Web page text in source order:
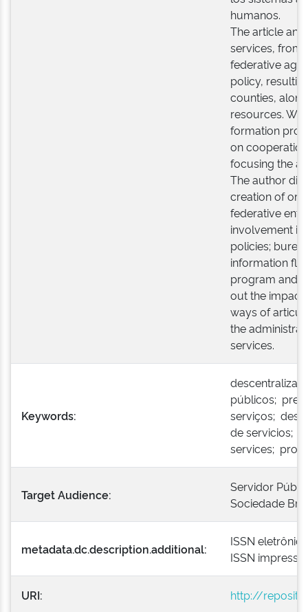
humanos.
The article
services, from
federative
policy,
counties,
resources.
formation
on
focusing the
The author
creation of
federative
involvement
policies;
information
program and
out the
ways of
the
services.
Keywords:
públicos;
serviços;
de servicios;
services;
Target Audience:
Servidor
Sociedade
metadata.dc.description.additional:
ISSN
ISSN
URI: http://